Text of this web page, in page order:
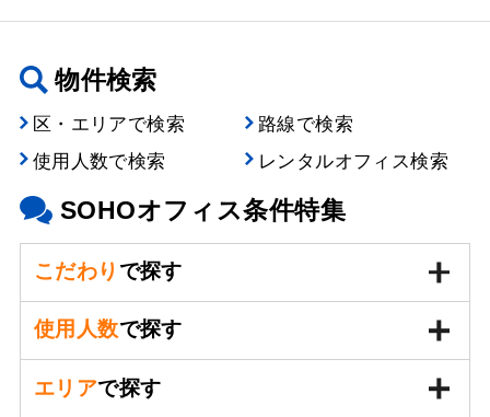
物件検索
区・エリアで検索
路線で検索
使用人数で検索
レンタルオフィス検索
SOHOオフィス条件特集
こだわり で探す
使用人数で探す
エリアで探す